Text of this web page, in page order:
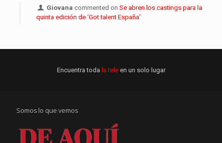
Giovana commented onSe abren los castings para la
quinta edición de ‘Got talent España’
Encuentra toda la tele en un solo lugar
Somos lo que vemos